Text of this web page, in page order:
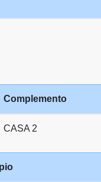
Complemento
CASA 2